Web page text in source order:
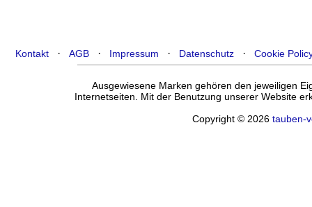
Kontakt ·AGB · Impressum · Datenschutz ·Cookie
Ausgewiesene Marken gehören den jeweiligen
Internetseiten. Mit der Benutzung unserer Website
Copyright © 2026tauben-